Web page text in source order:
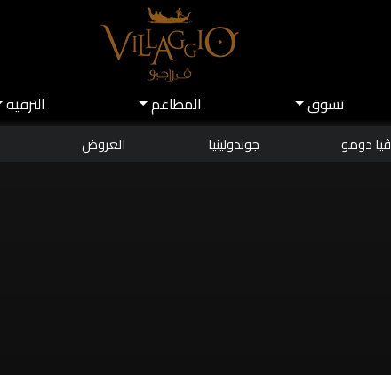
تسوق اﻟﻤﻄﺎﻋﻢ اﻟﺘﺮﻓﻴﻪ
ڤيا دومو جوندولينيا العروض